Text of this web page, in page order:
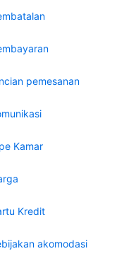
pemesanan
Kamar
Kredit
akomodasi